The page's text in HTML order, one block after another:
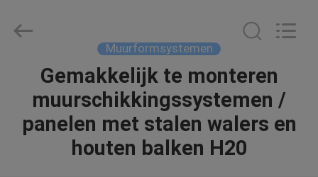
HUIS
PRODUCTEN
Muurformsystemen
Gemakkelijk te monteren
muurschikkingssystemen /
panelen met stalen walers en
houten balken H20